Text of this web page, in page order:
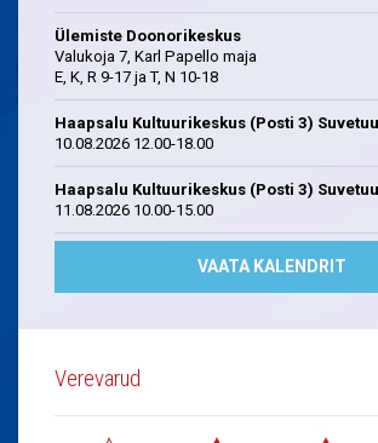
Ülemiste Doonorikeskus
Valukoja 7, Karl Papello maja
E, K, R 9-17 ja T, N 10-18
Haapsalu Kultuurikeskus (Posti 3)
10.08.2026 12.00-18.00
Haapsalu Kultuurikeskus (Posti 3)
11.08.2026 10.00-15.00
VAATA KALENDRIT
Verevarud